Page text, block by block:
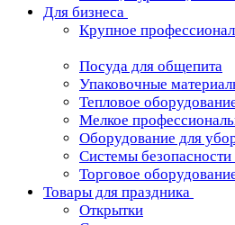
Для бизнеса
Крупное
Посуда для общепита
Упаковочные
Тепловое
Мелкое
Оборудование для
Системы безопасности
Торговое
Товары для праздника
Открытки